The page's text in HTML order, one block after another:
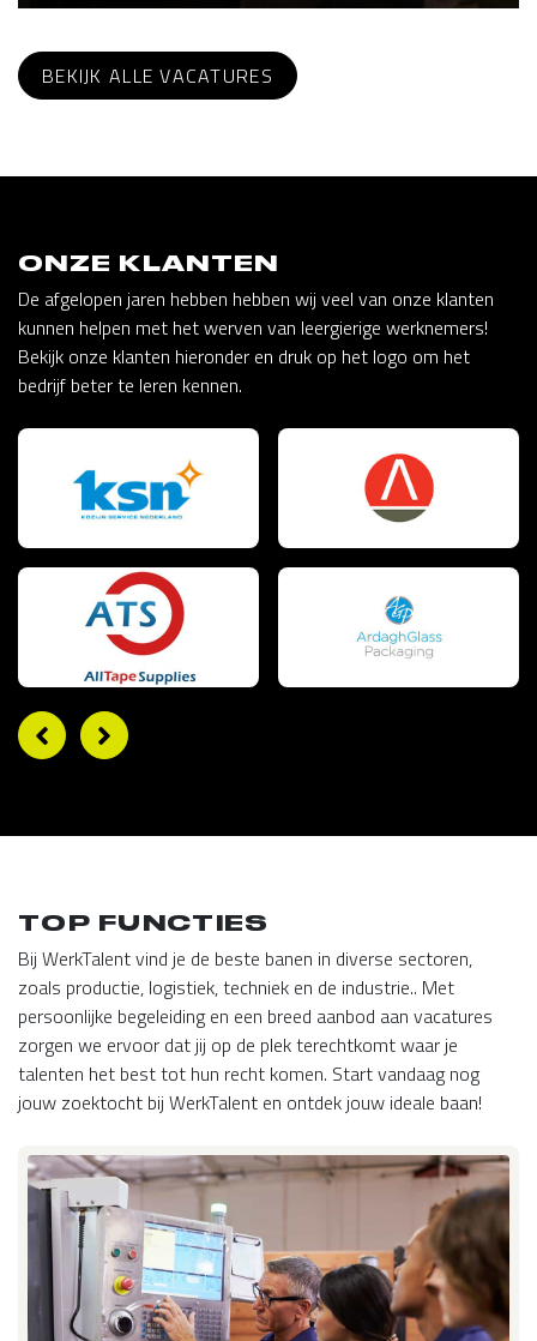
BEKIJK ALLE VACATURES
ONZE KLANTEN
De afgelopen jaren hebben hebben wij veel van onze klanten
kunnen helpen met het werven van leergierige werknemers!
Bekijk onze klanten hieronder en druk op het logo om het
bedrijf beter te leren kennen.
TOP FUNCTIES
Bij WerkTalent vind je de beste banen in diverse sectoren,
zoals productie, logistiek, techniek en de industrie.. Met
persoonlijke begeleiding en een breed aanbod aan vacatures
zorgen we ervoor dat jij op de plek terechtkomt waar je
talenten het best tot hun recht komen. Start vandaag nog
jouw zoektocht bij WerkTalent en ontdek jouw ideale baan!